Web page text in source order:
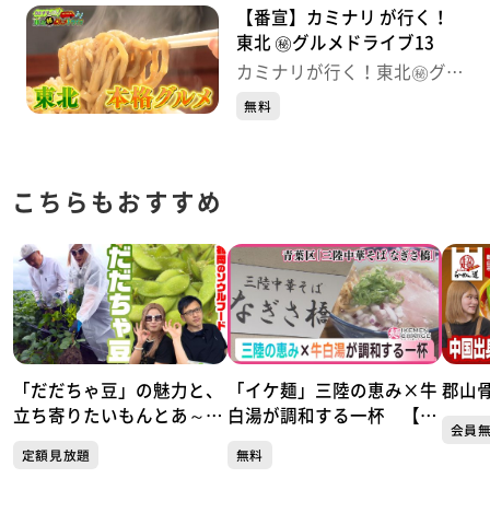
【番宣】カミナリ が行く！
東北 ㊙グルメドライブ13
カミナリが行く！東北㊙グル
メドライブ
無料
こちらもおすすめ
「だだちゃ豆」の魅力と、
立ち寄りたいもんとあ～る
定額見放題
「イケ麺」三陸の恵み×牛
白湯が調和する一杯 【三
（仙台・青葉区）
無料
郡山
会員